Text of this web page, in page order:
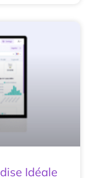
Idéale